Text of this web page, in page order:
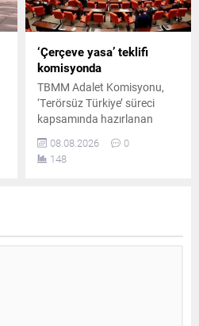
‘Çerçeve yasa’ teklifi
komisyonda
TBMM Adalet Komisyonu,
‘Terörsüz Türkiye’ süreci
kapsamında hazırlanan
çerçeve yasa teklifini
görüşmek üzere toplandı.
Toplantıda iktidar ve
08.08.2026
0
148